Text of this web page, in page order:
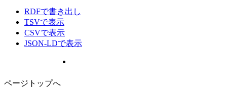
RDFで書き出し
TSVで表示
CSVで表示
JSON-LDで表示
ページトップへ